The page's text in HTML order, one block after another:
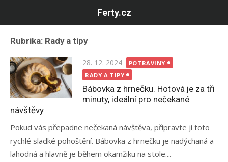
Ferty.cz
Rubrika: Rady a tipy
Posted
on
28. 12. 2024
POTRAVINY
RADY A TIPY
Bábovka z hrnečku. Hotová je za tři
minuty, ideální pro nečekané
návštěvy
Pokud vás přepadne nečekaná návštěva, připravte ji toto
rychlé sladké pohoštění. Bábovka z hrnečku je nadýchaná a
lahodná a hlavně je během okamžiku na stole....